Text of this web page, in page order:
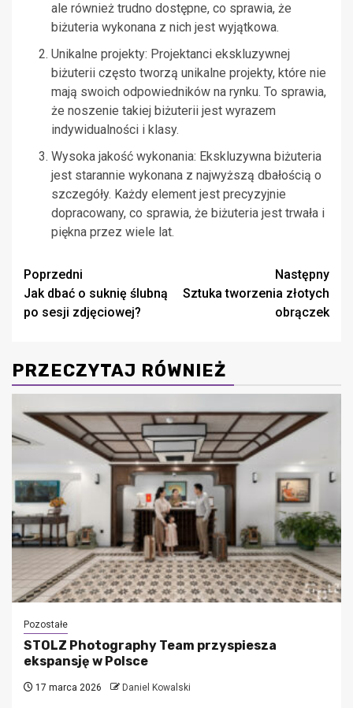
ale również trudno dostępne, co sprawia, że
biżuteria wykonana z nich jest wyjątkowa.
Unikalne projekty: Projektanci ekskluzywnej
biżuterii często tworzą unikalne projekty, które nie
mają swoich odpowiedników na rynku. To sprawia,
że noszenie takiej biżuterii jest wyrazem
indywidualności i klasy.
Wysoka jakość wykonania: Ekskluzywna biżuteria
jest starannie wykonana z najwyższą dbałością o
szczegóły. Każdy element jest precyzyjnie
dopracowany, co sprawia, że biżuteria jest trwała i
piękna przez wiele lat.
Zobacz
wpisy
Poprzedni
Jak dbać o suknię ślubną
po sesji zdjęciowej?
Następny
Sztuka tworzenia złotych
obrączek
PRZECZYTAJ RÓWNIEŻ
Pozostałe
STOLZ Photography Team przyspiesza
ekspansję w Polsce
17 marca 2026 Daniel Kowalski